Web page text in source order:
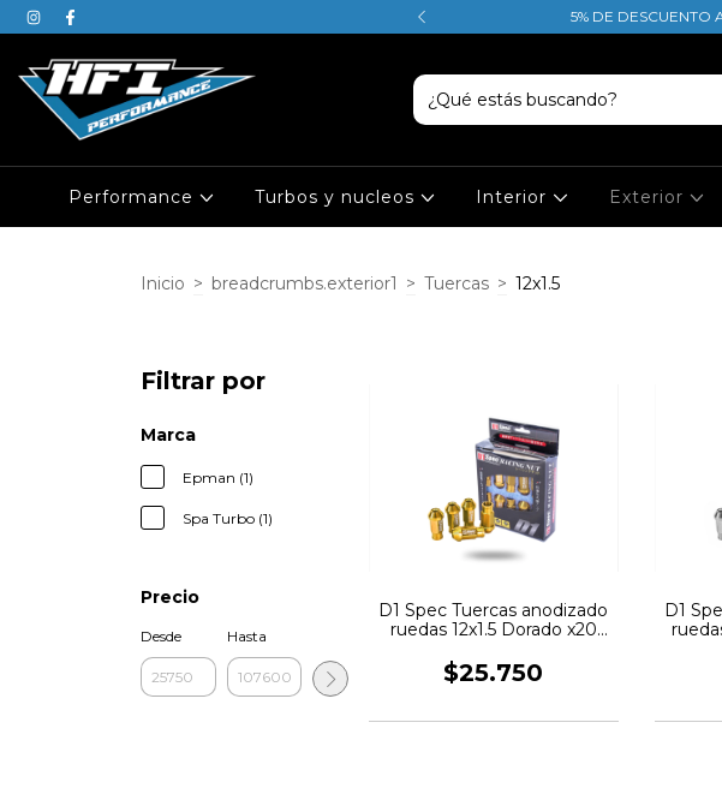
JUSTIN ES DE PISCIS 5% DE DESCUENTO
Performance Turbos y nucleos Interior Exterior
Inicio > breadcrumbs.exterior1 > Tuercas > 12x1.5
Filtrar por
Marca
Epman (1)
Spa Turbo (1)
Precio
Desde Hasta
D1 Spec Tuercas anodizado
ruedas 12x1.5 Dorado x20
$25.750
D1